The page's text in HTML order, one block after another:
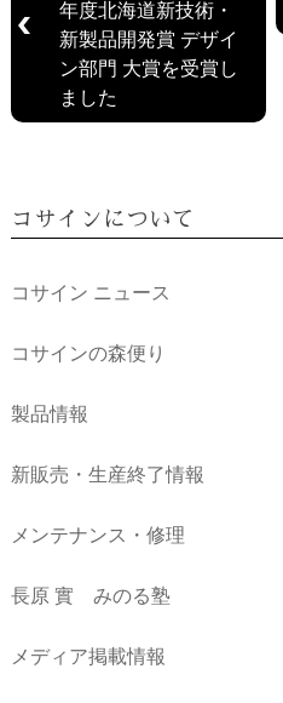
年度北海道新技術・
新製品開発賞 デザイ
ン部門 大賞を受賞し
ました
コサインについて
コサイン ニュース
コサインの森便り
製品情報
新販売・生産終了情報
メンテナンス・修理
長原 實 みのる塾
メディア掲載情報